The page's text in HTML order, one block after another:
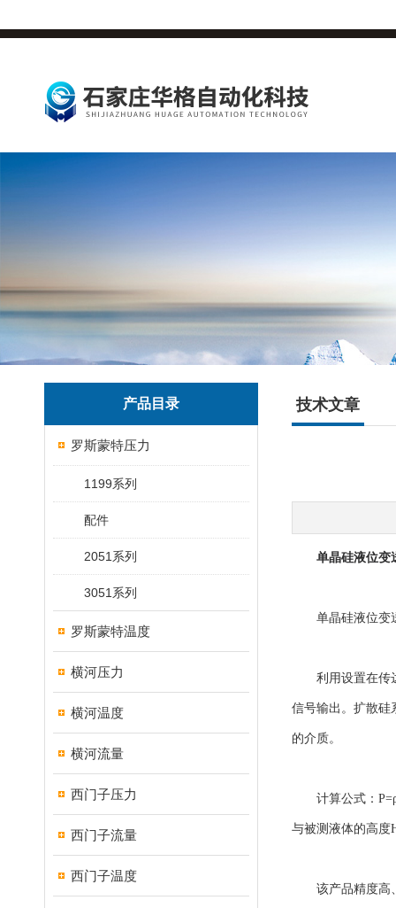
产品目录
罗斯蒙特压力
1199系列
配件
2051系列
3051系列
罗斯蒙特温度
横河压力
横河温度
横河流量
西门子压力
西门子流量
西门子温度
技术文章
单晶硅液位变
单晶硅液位变
利用设置在传达
信号输出。扩散硅
的介质。
计算公式：
与被测液体的高度
该产品精度高、